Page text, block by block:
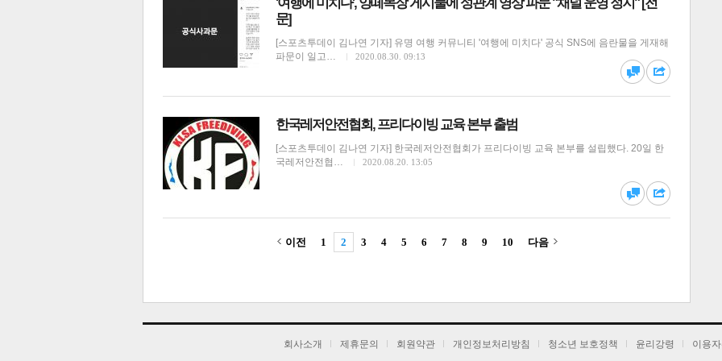
달기 하기
댓글 공유
댓글 공유
댓글 공유
문]
[스포츠투데이 김나연 기자] 유명 여행 커뮤니티 '여행에 미치다' 공식 SNS에 음란물을 게재해
파문이 일고…
2020.08.30. 09:13
한국레저안전협회, 프리다이빙 교육 본부 출범
[스포츠투데이 김나연 기자] 한국레저안전협회가 프리다이빙 교육 본부를 설립했다. 20일 한
국레저안전협…
2020.08.20. 13:05
이전 1 2 3 4 5 6 7 8 9 10 다음
회사소개 제휴문의 회원약관 개인정보처리방침 청소년 보호정책 윤리강령 이용